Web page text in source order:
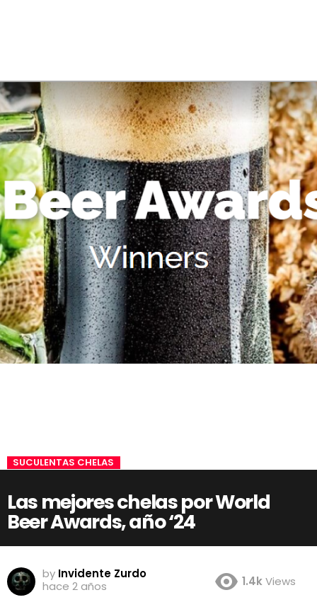
SUCULENTAS CHELAS
Las mejores chelas por World
Beer Awards, año ‘24
by Invidente Zurdo
hace 2 años
1.4kViews